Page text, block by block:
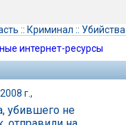
:: Криминал :: Убийства
интернет-ресурсы
г.,
убившего не